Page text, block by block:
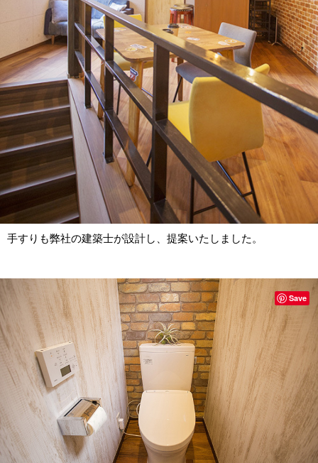
手すりも弊社の建築士が設計し、提案いたしました。
Save